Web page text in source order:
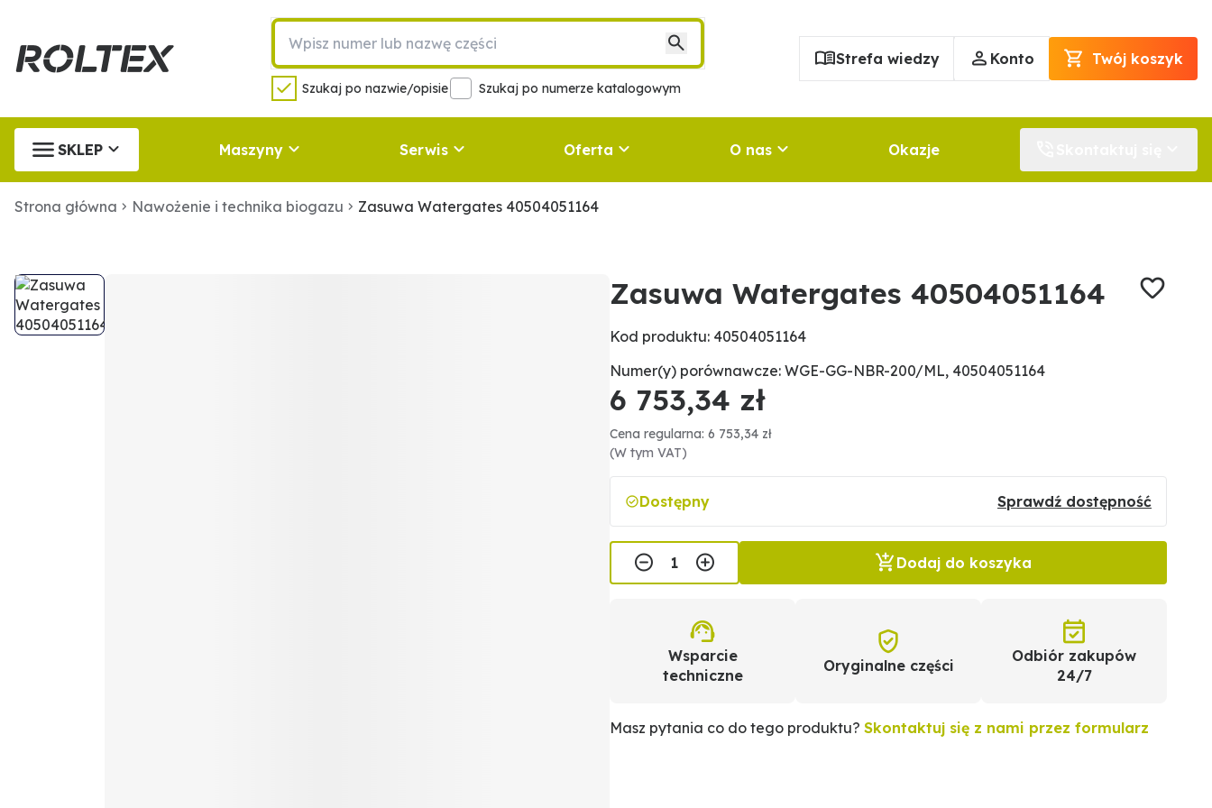
Szukaj po nazwie/opisie Szukaj po numerze katalogowym
Strefa wiedzy Konto Twój koszyk
SKLEP Maszyny Serwis Oferta O nas Okazje
Strona główna Nawożenie i technika biogazu Zasuwa Watergates 40504051164
Zasuwa Watergates 40504051164
Kod produktu: 40504051164
Numer(y) porównawcze: WGE-GG-NBR-200/ML, 40504051164
6 753,34 zł
Cena regularna: 6 753,34 zł
(W tym VAT)
Dostępny Sprawdź dostępność
Dodaj do koszyka
Wsparcie
techniczne
Oryginalne części
Odbiór zakupów
24/7
Masz pytania co do tego produktu? Skontaktuj się z nami przez formularz